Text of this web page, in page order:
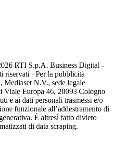
RTI S.p.A. Business Digital -
riservati - Per la pubblicità
N.V., sede legale
Viale Europa 46, 20093 Cologno
e ai dati personali trasmessi e/o
funzionale all’addestramento di
È altresì fatto divieto
di data scraping.